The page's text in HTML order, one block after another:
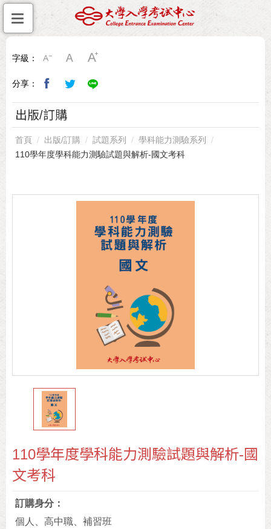
字級：
分享：
出版/訂購
首頁 出版/訂購 試題系列
學科能力測驗系列
110學年度學科能力測驗試題與解析-國文考科
110學年度學科能力測驗試題與解析-國
文考科
訂購身分
個人、高中職、補習班